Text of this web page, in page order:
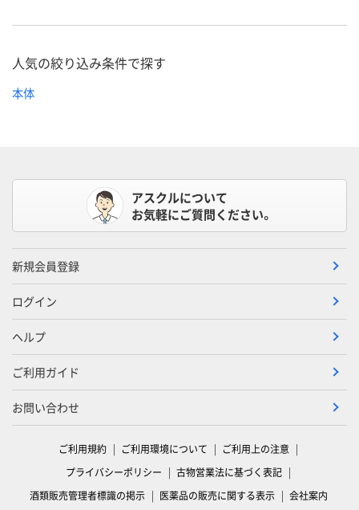
人気の絞り込み条件で探す
本体
アスクルについて
お気軽にご質問ください。
新規会員登録
ログイン
ヘルプ
ご利用ガイド
お問い合わせ
ご利用規約 ご利用環境について
ご利用上の注意
プライバシーポリシー
古物営業法に基づく表記
酒類販売管理者標識の掲示
医薬品の販売に関する表示 会社案内